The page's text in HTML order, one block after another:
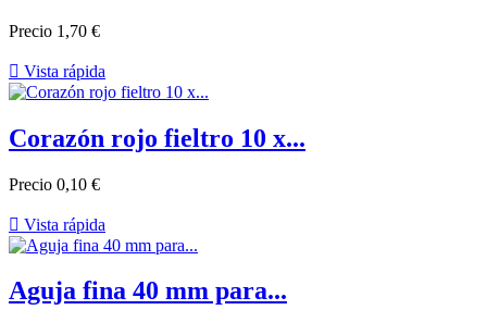
Precio 1,70 €
 Vista rápida
Corazón rojo fieltro 10 x...
Precio 0,10 €
 Vista rápida
Aguja fina 40 mm para...